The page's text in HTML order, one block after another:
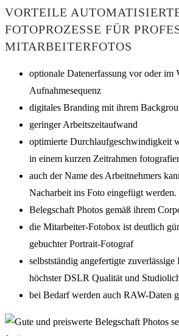
VORTEILE
FOTOPROZESSE FÜR
MITARBEITERFOTOS
optionale Datenerfassung vor oder im
Aufnahmesequenz
digitales Branding mit ihrem
geringer Arbeitszeitaufwand
optimierte Durchlaufgeschwindigkeit
in einem kurzen Zeitrahmen
auch der Name des Arbeitnehmers
Nacharbeit ins Foto eingefügt werden.
Belegschaft Photos gemäß ihrem
die Mitarbeiter-Fotobox ist deutlich
gebuchter Portrait-Fotograf
selbstständig angefertigte zuverlässige
höchster DSLR Qualität und
bei Bedarf werden auch RAW-Daten